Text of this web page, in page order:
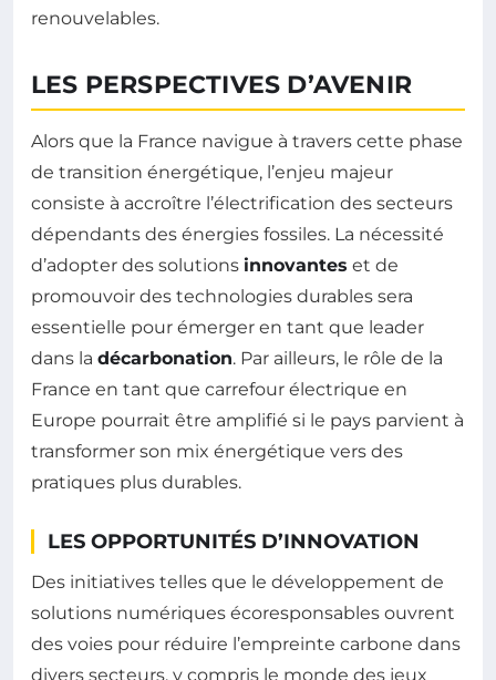
renouvelables.
LES PERSPECTIVES D’AVENIR
Alors que la France navigue à travers cette phase
de transition énergétique, l’enjeu majeur
consiste à accroître l’électrification des secteurs
dépendants des énergies fossiles. La nécessité
d’adopter des solutions innovantes et de
promouvoir des technologies durables sera
essentielle pour émerger en tant que leader
dans la décarbonation. Par ailleurs, le rôle de la
France en tant que carrefour électrique en
Europe pourrait être amplifié si le pays parvient à
transformer son mix énergétique vers des
pratiques plus durables.
LES OPPORTUNITÉS D’INNOVATION
Des initiatives telles que le développement de
solutions numériques écoresponsables ouvrent
des voies pour réduire l’empreinte carbone dans
divers secteurs, y compris le monde des jeux